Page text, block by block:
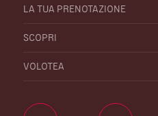
LA TUA PRENOTAZIONE
SCOPRI
VOLOTEA